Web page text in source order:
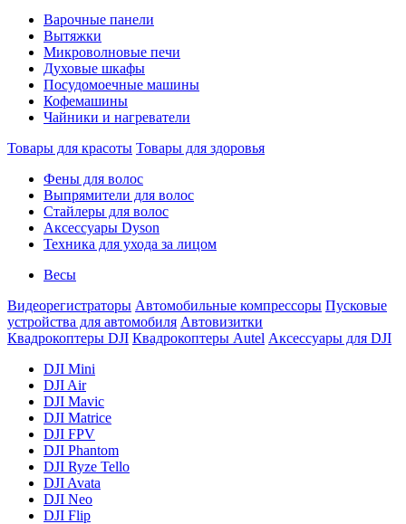
Варочные панели
Вытяжки
Микроволновые печи
Духовые шкафы
Посудомоечные машины
Кофемашины
Чайники и нагреватели
Товары для красоты Товары для здоровья
Фены для волос
Выпрямители для волос
Стайлеры для волос
Аксессуары Dyson
Техника для ухода за лицом
Весы
Видеорегистраторы Автомобильные компрессоры Пусковые
устройства для автомобиля Автовизитки
Квадрокоптеры DJI Квадрокоптеры Autel Аксессуары для DJI
DJI Mini
DJI Air
DJI Mavic
DJI Matrice
DJI FPV
DJI Phantom
DJI Ryze Tello
DJI Avata
DJI Neo
DJI Flip